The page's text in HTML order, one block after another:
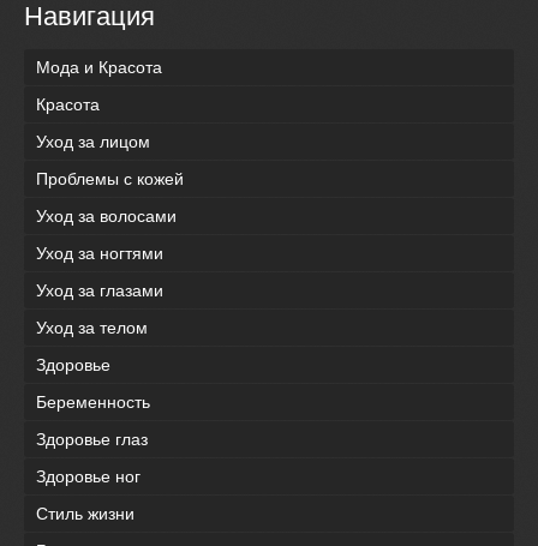
Навигация
Мода и Красота
Красота
Уход за лицом
Проблемы с кожей
Уход за волосами
Уход за ногтями
Уход за глазами
Уход за телом
Здоровье
Беременность
Здоровье глаз
Здоровье ног
Стиль жизни